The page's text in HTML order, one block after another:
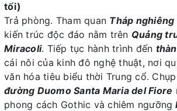
tối)
Trả phòng. Tham quan Tháp nghiêng
kiến trúc độc đáo nằm trên Quảng
Miracoli. Tiếp tục hành trình đến
cái nôi của kinh đô nghệ thuật, nơi
văn hóa tiêu biểu thời Trung cổ.
đường Duomo Santa Maria del Fiore
phong cách Gothic và chiêm ngưỡng